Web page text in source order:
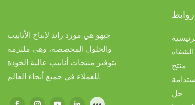
جيهو هي مورد رائد لإنتاج الأنابيب
والحلول المخصصة، وهي ملتزمة
بتوفير منتجات أنابيب عالية الجودة
للعملاء في جميع أنحاء العالم.
روابط
منتج
حل